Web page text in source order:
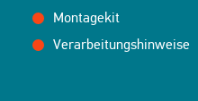
Montagekit
Verarbeitungshinweise